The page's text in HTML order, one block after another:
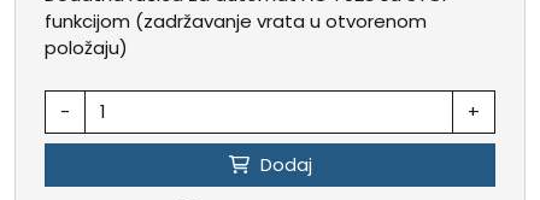
funkcijom (zadržavanje vrata u otvorenom
položaju)
- +
Dodaj